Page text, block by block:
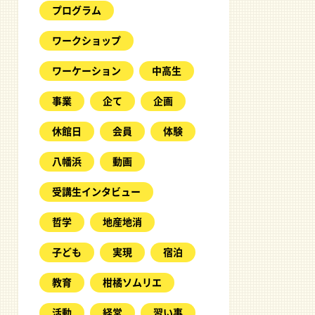
プログラム
ワークショップ
ワーケーション 中高生
事業 企て 企画
休館日 会員 体験
八幡浜 動画
受講生インタビュー
哲学 地産地消
子ども 実現 宿泊
教育 柑橘ソムリエ
活動 経営 習い事